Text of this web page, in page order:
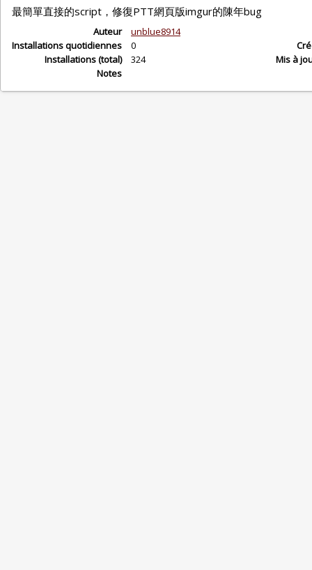
最簡單直接的script，修復PTT網頁版imgur的陳年bug
Auteur
unblue8914
Installations quotidiennes
0
Installations (total)
324
Notes
Mis à